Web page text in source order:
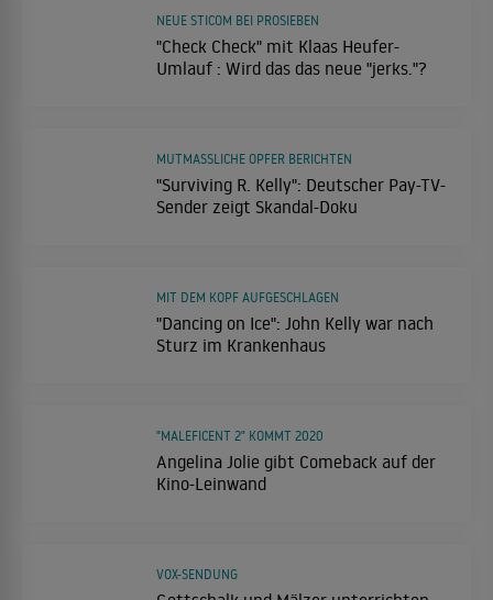
"Check Check" mit Klaas Heufer-
Umlauf : Wird das das neue "jerks."?
NEUE STICOM BEI PROSIEBEN
"Surviving R. Kelly": Deutscher Pay-TV-
Sender zeigt Skandal-Doku
MUTMASSLICHE OPFER BERICHTEN
"Dancing on Ice": John Kelly war nach
Sturz im Krankenhaus
MIT DEM KOPF AUFGESCHLAGEN
Angelina Jolie gibt Comeback auf der
Kino-Leinwand
"MALEFICENT 2" KOMMT 2020
VOX-SENDUNG